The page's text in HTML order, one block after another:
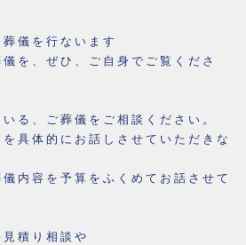
儀を行ないます
を、ぜひ、ご自身でご覧くださ
る、ご葬儀をご相談ください。
具体的にお話しさせていただきな
内容を予算をふくめてお話させて
積り相談や